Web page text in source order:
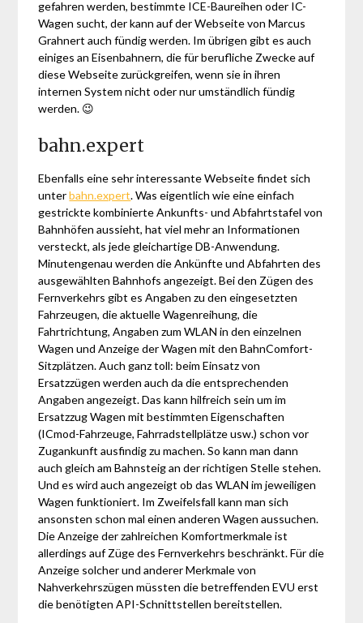
gefahren werden, bestimmte ICE-Baureihen oder IC-
Wagen sucht, der kann auf der Webseite von Marcus
Grahnert auch fündig werden. Im übrigen gibt es auch
einiges an Eisenbahnern, die für berufliche Zwecke auf
diese Webseite zurückgreifen, wenn sie in ihren
internen System nicht oder nur umständlich fündig
werden. 😉
bahn.expert
Ebenfalls eine sehr interessante Webseite findet sich
unterbahn.expert. Was eigentlich wie eine einfach
gestrickte kombinierte Ankunfts- und Abfahrtstafel von
Bahnhöfen aussieht, hat viel mehr an Informationen
versteckt, als jede gleichartige DB-Anwendung.
Minutengenau werden die Ankünfte und Abfahrten des
ausgewählten Bahnhofs angezeigt. Bei den Zügen des
Fernverkehrs gibt es Angaben zu den eingesetzten
Fahrzeugen, die aktuelle Wagenreihung, die
Fahrtrichtung, Angaben zum WLAN in den einzelnen
Wagen und Anzeige der Wagen mit den BahnComfort-
Sitzplätzen. Auch ganz toll: beim Einsatz von
Ersatzzügen werden auch da die entsprechenden
Angaben angezeigt. Das kann hilfreich sein um im
Ersatzzug Wagen mit bestimmten Eigenschaften
(ICmod-Fahrzeuge, Fahrradstellplätze usw.) schon vor
Zugankunft ausfindig zu machen. So kann man dann
auch gleich am Bahnsteig an der richtigen Stelle stehen.
Und es wird auch angezeigt ob das WLAN im jeweiligen
Wagen funktioniert. Im Zweifelsfall kann man sich
ansonsten schon mal einen anderen Wagen aussuchen.
Die Anzeige der zahlreichen Komfortmerkmale ist
allerdings auf Züge des Fernverkehrs beschränkt. Für die
Anzeige solcher und anderer Merkmale von
Nahverkehrszügen müssten die betreffenden EVU erst
die benötigten API-Schnittstellen bereitstellen.